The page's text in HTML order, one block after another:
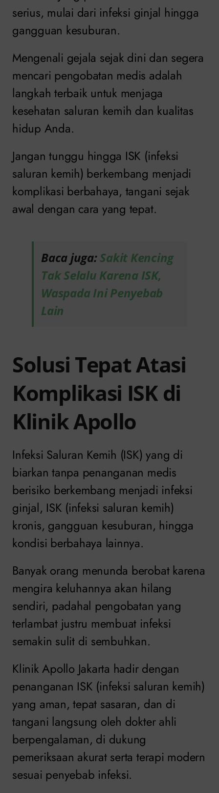
serius, mulai dari infeksi ginjal hingga
gangguan kesuburan.
Mengenali gejala sejak dini dan segera
mencari pengobatan medis adalah
langkah terbaik untuk menjaga
kesehatan saluran kemih dan kualitas
hidup Anda.
Jangan tunggu hingga ISK (infeksi
saluran kemih) berkembang menjadi
komplikasi berbahaya, tangani sejak
awal dengan cara yang tepat.
Baca juga:Sakit Kencing
Tak Selalu Karena ISK,
Waspada Ini Penyebab
Lain
Solusi Tepat Atasi
Komplikasi ISK di
Klinik Apollo
Infeksi Saluran Kemih (ISK) yang di
biarkan tanpa penanganan medis
berisiko berkembang menjadi infeksi
ginjal, ISK (infeksi saluran kemih)
kronis, gangguan kesuburan, hingga
kondisi berbahaya lainnya.
Banyak orang menunda berobat karena
mengira keluhannya akan hilang
sendiri, padahal pengobatan yang
terlambat justru membuat infeksi
semakin sulit di sembuhkan.
Klinik Apollo Jakarta hadir dengan
penanganan ISK (infeksi saluran kemih)
yang aman, tepat sasaran, dan di
tangani langsung oleh dokter ahli
berpengalaman, di dukung
pemeriksaan akurat serta terapi modern
sesuai penyebab infeksi.